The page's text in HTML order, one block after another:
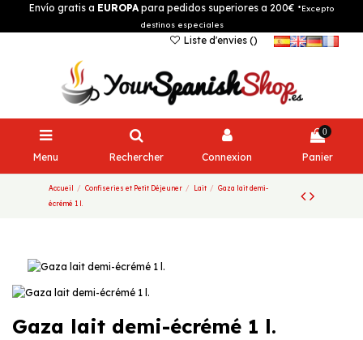
Envío gratis a EUROPApara pedidos superiores a 200€ *Excepto
destinos especiales
Liste d'envies ()
Menu Rechercher Connexion
0
Panier
Accueil Confiseries et Petit Déjeuner Lait
Gaza lait demi-
écrémé 1 l.
Gaza lait demi-écrémé 1 l.